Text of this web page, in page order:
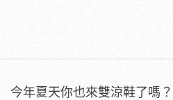
今年夏天你也來雙涼鞋了嗎